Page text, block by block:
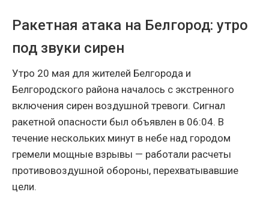
Ракетная атака на Белгород: утро
под звуки сирен
Утро 20 мая для жителей Белгорода и
Белгородского района началось с экстренного
включения сирен воздушной тревоги. Сигнал
ракетной опасности был объявлен в 06:04. В
течение нескольких минут в небе над городом
гремели мощные взрывы — работали расчеты
противовоздушной обороны, перехватывавшие
цели.